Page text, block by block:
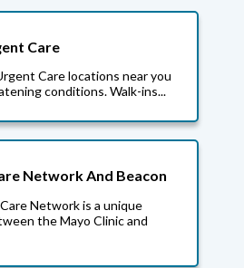
Care
Care locations near you
conditions. Walk-ins...
Network And Beacon
Network is a unique
the Mayo Clinic and